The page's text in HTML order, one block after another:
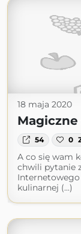
18 maja 2020
Magiczne
54 0
A co się wam
chwili pytanie
kulinarnej (...)